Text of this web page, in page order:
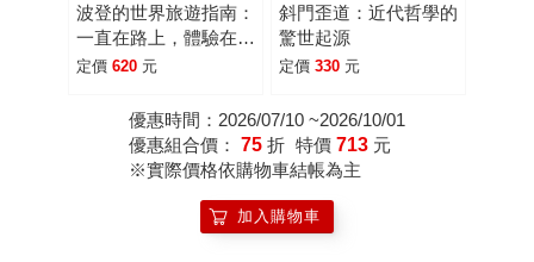
波登的世界旅遊指南：
一直在路上，體驗在地
風味的非典型之旅
定價 620 元
斜門歪道：近代哲學的
驚世起源
定價 330 元
優惠時間：2026/07/10 ~2026/10/01
優惠組合價： 75 折 特價 713 元
※實際價格依購物車結帳為主
加入購物車